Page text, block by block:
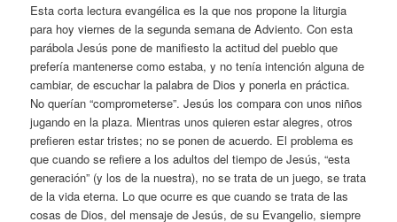
Esta corta lectura evangélica es la que nos propone la liturgia
para hoy viernes de la segunda semana de Adviento. Con esta
parábola Jesús pone de manifiesto la actitud del pueblo que
prefería mantenerse como estaba, y no tenía intención alguna de
cambiar, de escuchar la palabra de Dios y ponerla en práctica.
No querían “comprometerse”. Jesús los compara con unos niños
jugando en la plaza. Mientras unos quieren estar alegres, otros
prefieren estar tristes; no se ponen de acuerdo. El problema es
que cuando se refiere a los adultos del tiempo de Jesús, “esta
generación” (y los de la nuestra), no se trata de un juego, se trata
de la vida eterna. Lo que ocurre es que cuando se trata de las
cosas de Dios, del mensaje de Jesús, de su Evangelio, siempre